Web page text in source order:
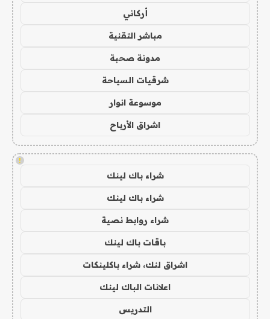
أركاني
مباشر التقنية
مدونة صحبة
شرقيات السياحة
موسوعة انوار
اشراق الأرباح
!
شراء باك لينك
شراء باك لينك
شراء روابط نصية
باقات باك لينك
اشراق لنك، شراء باكلينكات
اعلانات الباك لينك
التدريس